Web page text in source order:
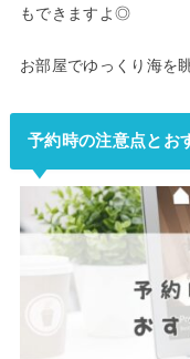
もできますよ◎
お部屋でゆっくり海を
予約時の注意点とお